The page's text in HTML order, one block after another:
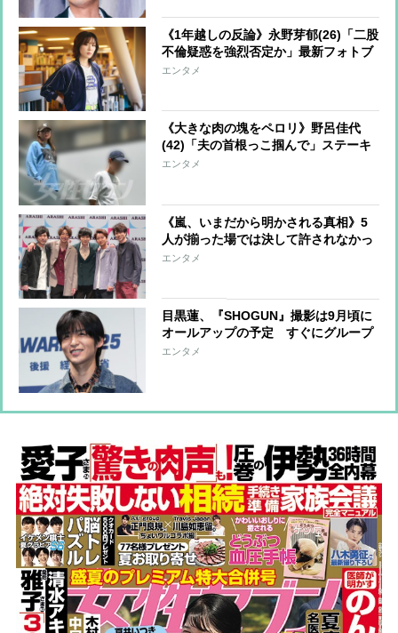
《1年越しの反論》永野芽郁(26)「二股
不倫疑惑を強烈否定か」最新フォトブ
ックに込めた「しなやかな強さ」
エンタメ
《大きな肉の塊をペロリ》野呂佳代
(42)「夫の首根っこ掴んで」ステーキ
ハウスで見せた「300グラム瞬殺」の
エンタメ
《嵐、いまだから明かされる真相》5
人が揃った場では決して許されなかっ
た問いかけ ブランドを守るために徹
エンタメ
目黒蓮、『SHOGUN』撮影は9月頃に
オールアップの予定 すぐにグループ
活動に臨めるようにいまのうちから一
エンタメ